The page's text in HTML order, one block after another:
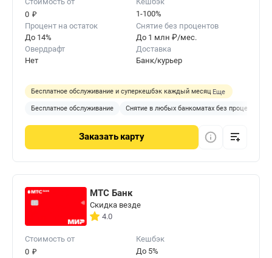
0 ₽
1-100%
Процент на остаток
До 14%
Снятие без процентов
До 1 млн ₽/мес.
Овердрафт
Нет
Доставка
Банк/курьер
Бесплатное обслуживание и суперкешбэк каждый месяц Еще
Бесплатное обслуживание Снятие в любых банкоматах без процентов
Заказать карту
МТС Банк
Скидка везде
4.0
Стоимость от
0 ₽
Кешбэк
До 5%